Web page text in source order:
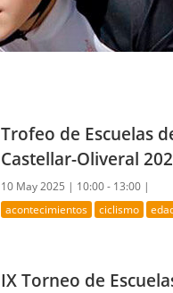
Trofeo de Escuelas
Castellar-Oliveral
10 May 2025 | 10:00 - 13:00 |
acontecimientos ciclismo
IX Torneo de